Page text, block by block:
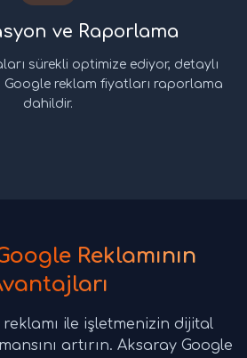
ve Raporlama
sürekli optimize ediyor, detaylı
reklam fiyatları raporlama
dahildir.
Reklamının
ile işletmenizin dijital
artırın. Aksaray Google